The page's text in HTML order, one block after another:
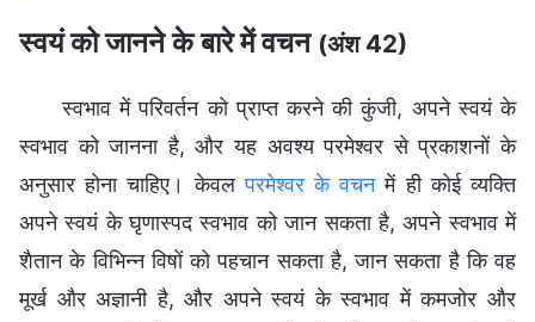
स्वयं को जानने के बारे में वचन (अंश 42)
स्वभाव में परिवर्तन को प्राप्त करने की कुंजी, अपने स्वयं के
स्वभाव को जानना है, और यह अवश्य परमेश्वर से प्रकाशनों के
अनुसार होना चाहिए। केवलपरमेश्वर के वचनमें ही कोई व्यक्ति
अपने स्वयं के घृणास्पद स्वभाव को जान सकता है, अपने स्वभाव में
शैतान के विभिन्न विषों को पहचान सकता है, जान सकता है कि वह
मूर्ख और अज्ञानी है, और अपने स्वयं के स्वभाव में कमजोर और